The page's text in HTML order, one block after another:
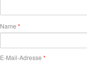
Name *
E-Mail-Adresse *